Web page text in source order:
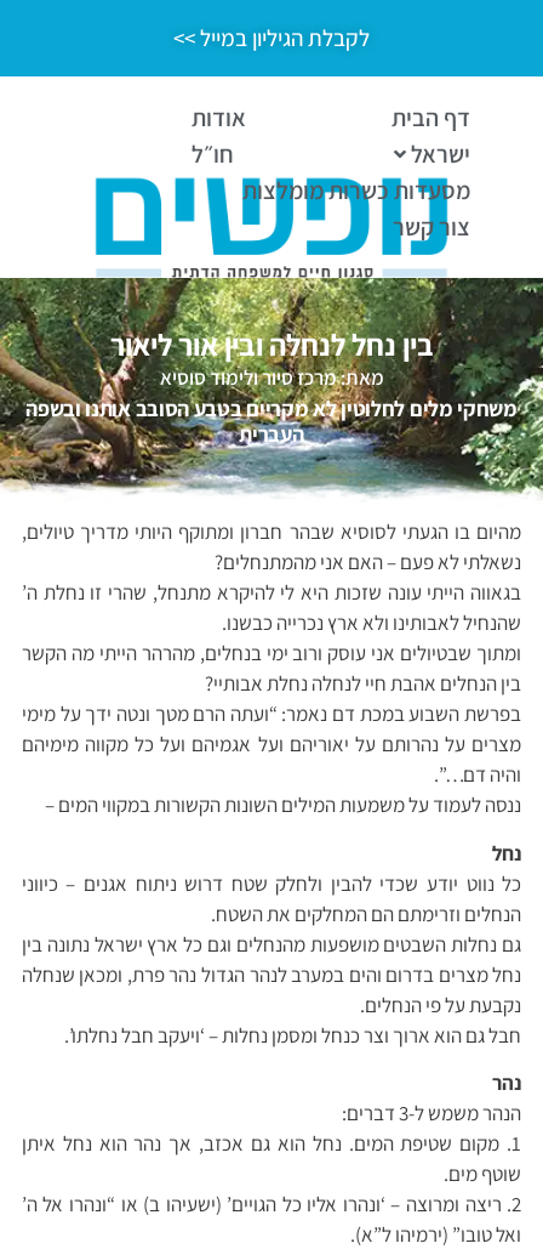
לקבלת הגיליון במייל >>
דף הבית
אודות
ישראל
חו״ל
מסעדות כשרות מומלצות
צור קשר
בין נחל לנחלה ובין אור ליאור
מאת: מרכז סיור ולימוד סוסיא
משחקי מלים לחלוטין לא מקריים בטבע הסובב אותנו ובשפה
העברית
מהיום בו הגעתי לסוסיא שבהר חברון ומתוקף היותי מדריך טיולים,
נשאלתי לא פעם – האם אני מהמתנחלים?
בגאווה הייתי עונה שזכות היא לי להיקרא מתנחל, שהרי זו נחלת ה’
שהנחיל לאבותינו ולא ארץ נכרייה כבשנו.
ומתוך שבטיולים אני עוסק ורוב ימי בנחלים, מהרהר הייתי מה הקשר
בין הנחלים אהבת חיי לנחלה נחלת אבותיי?
בפרשת השבוע במכת דם נאמר: “ועתה הרם מטך ונטה ידך על מימי
מצרים על נהרותם על יאוריהם ועל אגמיהם ועל כל מקווה מימיהם
והיה דם…”.
ננסה לעמוד על משמעות המילים השונות הקשורות במקווי המים –
נחל
כל נווט יודע שכדי להבין ולחלק שטח דרוש ניתוח אגנים – כיווני
הנחלים וזרימתם הם המחלקים את השטח.
גם נחלות השבטים מושפעות מהנחלים וגם כל ארץ ישראל נתונה בין
נחל מצרים בדרום והים במערב לנהר הגדול נהר פרת, ומכאן שנחלה
נקבעת על פי הנחלים.
חבל גם הוא ארוך וצר כנחל ומסמן נחלות – ‘ויעקב חבל נחלתו’.
נהר
הנהר משמש ל-3 דברים:
1. מקום שטיפת המים. נחל הוא גם אכזב, אך נהר הוא נחל איתן
שוטף מים.
2. ריצה ומרוצה – ‘ונהרו אליו כל הגויים’ (ישעיהו ב) או “ונהרו אל ה’
ואל טובו” (ירמיהו ל”א).